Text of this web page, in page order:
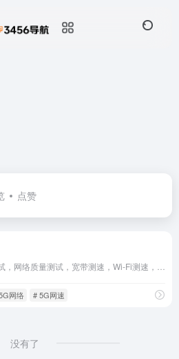
点赞
网络 # 5G网速
没有了